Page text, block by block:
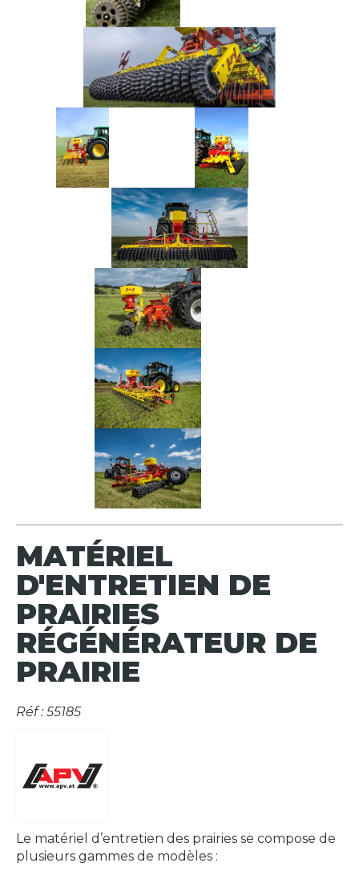
MATÉRIEL
D'ENTRETIEN DE
PRAIRIES
RÉGÉNÉRATEUR DE
PRAIRIE
Réf : 55185
Le matériel d’entretien des prairies se compose de
plusieurs gammes de modèles :